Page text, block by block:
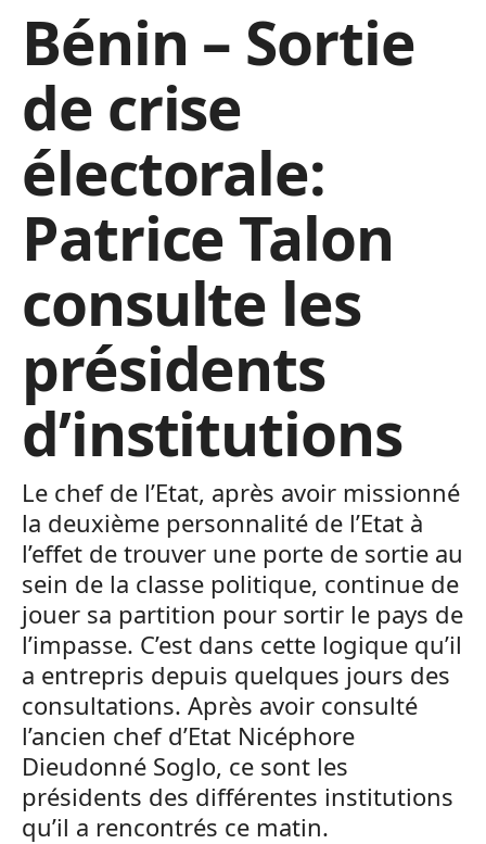
Bénin – Sortie
de crise
électorale:
Patrice Talon
consulte les
présidents
d’institutions
Le chef de l’Etat, après avoir missionné
la deuxième personnalité de l’Etat à
l’effet de trouver une porte de sortie au
sein de la classe politique, continue de
jouer sa partition pour sortir le pays de
l’impasse. C’est dans cette logique qu’il
a entrepris depuis quelques jours des
consultations. Après avoir consulté
l’ancien chef d’Etat Nicéphore
Dieudonné Soglo, ce sont les
présidents des différentes institutions
qu’il a rencontrés ce matin.